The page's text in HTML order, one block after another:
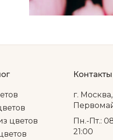
цветов
Контакты
г.
Пн.-Пт.:
21:00